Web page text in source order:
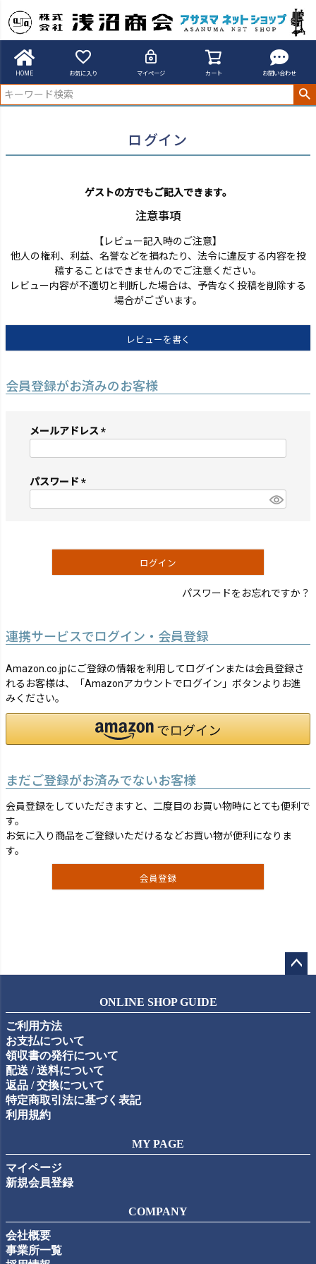
HOME お気に入り マイページ カート お問い合わせ
アサヌマネットショップ
ログイン
ゲストの方でもご記入できます。
注意事項
【レビュー記入時のご注意】
他人の権利、利益、名誉などを損ねたり、法令に違反する内容を投
稿することはできませんのでご注意ください。
レビュー内容が不適切と判断した場合は、予告なく投稿を削除する
場合がございます。
レビューを書く
会員登録がお済みのお客様
メールアドレス
須)
パスワード
須)
ログイン
パスワードをお忘れですか？
連携サービスでログイン・会員登録
Amazon.co.jpにご登録の情報を利用してログインまたは会員登録さ
れるお客様は、「Amazonアカウントでログイン」ボタンよりお進
みください。
まだご登録がお済みでないお客様
会員登録をしていただきますと、二度目のお買い物時にとても便利で
す。
お気に入り商品をご登録いただけるなどお買い物が便利になりま
す。
会員登録
ップ
ONLINE SHOP GUIDE
ご利用方法
お支払について
領収書の発行について
配送 / 送料について
返品 / 交換について
特定商取引法に基づく表記
利用規約
MY PAGE
マイページ
新規会員登録
COMPANY
会社概要
事業所一覧